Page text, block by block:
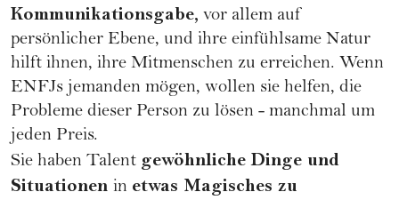
Kommunikationsgabe, vor allem auf
persönlicher Ebene, und ihre einfühlsame Natur
hilft ihnen, ihre Mitmenschen zu erreichen. Wenn
ENFJs jemanden mögen, wollen sie helfen, die
Probleme dieser Person zu lösen - manchmal um
jeden Preis.
Sie haben Talent gewöhnliche Dinge und
Situationen in etwas Magisches zu